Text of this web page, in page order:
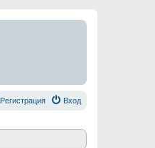
Вход
Регистрация